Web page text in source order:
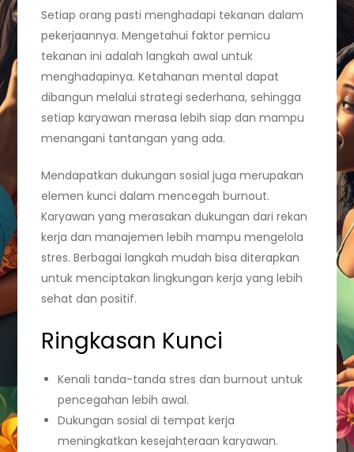
Setiap orang pasti menghadapi tekanan dalam
pekerjaannya. Mengetahui faktor pemicu
tekanan ini adalah langkah awal untuk
menghadapinya. Ketahanan mental dapat
dibangun melalui strategi sederhana, sehingga
setiap karyawan merasa lebih siap dan mampu
menangani tantangan yang ada.
Mendapatkan dukungan sosial juga merupakan
elemen kunci dalam mencegah burnout.
Karyawan yang merasakan dukungan dari rekan
kerja dan manajemen lebih mampu mengelola
stres. Berbagai langkah mudah bisa diterapkan
untuk menciptakan lingkungan kerja yang lebih
sehat dan positif.
Ringkasan Kunci
Kenali tanda-tanda stres dan burnout untuk
pencegahan lebih awal.
Dukungan sosial di tempat kerja
meningkatkan kesejahteraan karyawan.